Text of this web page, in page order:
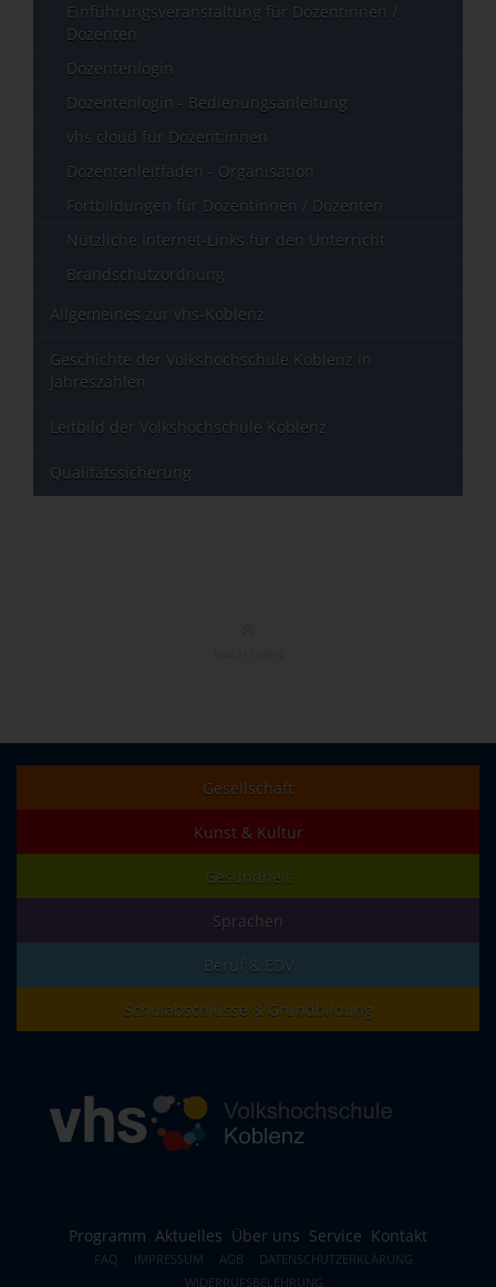
Einführungsveranstaltung für Dozentinnen /
Dozenten
Dozentenlogin
Dozentenlogin - Bedienungsanleitung
vhs cloud für Dozent:innen
Dozentenleitfaden - Organisation
Fortbildungen für Dozentinnen / Dozenten
Nützliche Internet-Links für den Unterricht
Brandschutzordnung
Allgemeines zur vhs-Koblenz
Geschichte der Volkshochschule Koblenz in
Jahreszahlen
Leitbild der Volkshochschule Koblenz
Qualitätssicherung
Gesellschaft
Kunst & Kultur
Gesundheit
Sprachen
Beruf & EDV
Schulabschlüsse & Grundbildung
Programm Aktuelles Über uns Service Kontakt
FAQ IMPRESSUM AGB
DATENSCHUTZERKLÄRUNG
WIDERRUFSBELEHRUNG